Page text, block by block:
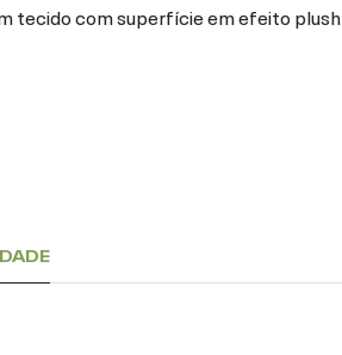
tecido com superfície em efeito